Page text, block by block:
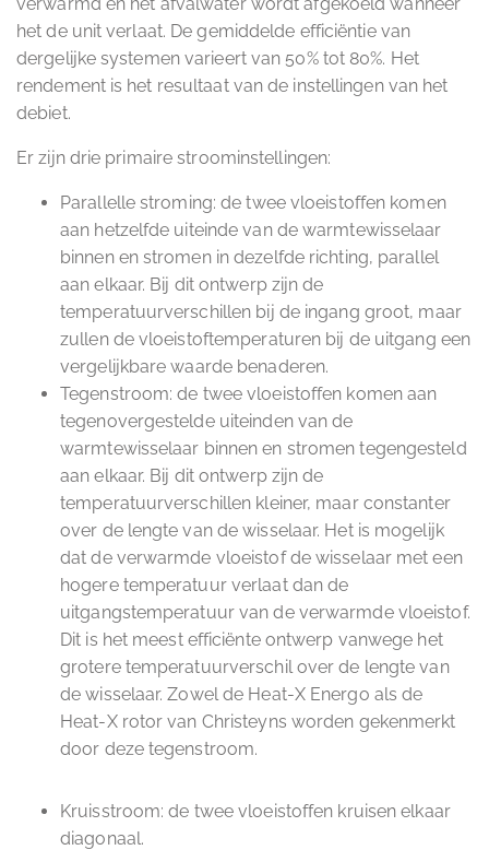
het de unit verlaat. De gemiddelde efficiëntie van
dergelijke systemen varieert van 50% tot 80%. Het
rendement is het resultaat van de instellingen van het
debiet.
Er zijn drie primaire stroominstellingen:
Parallelle stroming: de twee vloeistoffen komen
aan hetzelfde uiteinde van de warmtewisselaar
binnen en stromen in dezelfde richting, parallel
aan elkaar. Bij dit ontwerp zijn de
temperatuurverschillen bij de ingang groot, maar
zullen de vloeistoftemperaturen bij de uitgang een
vergelijkbare waarde benaderen.
Tegenstroom: de twee vloeistoffen komen aan
tegenovergestelde uiteinden van de
warmtewisselaar binnen en stromen tegengesteld
aan elkaar. Bij dit ontwerp zijn de
temperatuurverschillen kleiner, maar constanter
over de lengte van de wisselaar. Het is mogelijk
dat de verwarmde vloeistof de wisselaar met een
hogere temperatuur verlaat dan de
uitgangstemperatuur van de verwarmde vloeistof.
Dit is het meest efficiënte ontwerp vanwege het
grotere temperatuurverschil over de lengte van
de wisselaar. Zowel de Heat-X Energo als de
Heat-X rotor van Christeyns worden gekenmerkt
door deze tegenstroom.
Kruisstroom: de twee vloeistoffen kruisen elkaar
diagonaal.